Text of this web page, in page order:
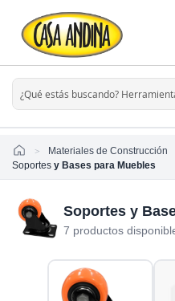
HomeMateriales de Construcción
Soportes y Bases para Muebles
Soportes y
7 productos